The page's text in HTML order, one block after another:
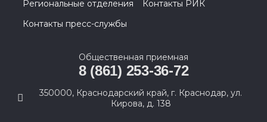
Региональные отделения
Контакты РИК
Контакты пресс-службы
Общественная приемная
8 (861) 253-36-72
350000, Краснодарский край, г. Краснодар, ул.
Кирова, д. 138